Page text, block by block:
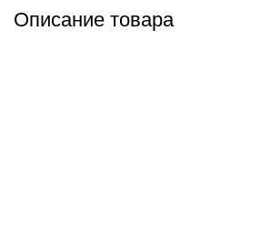
Описание товара